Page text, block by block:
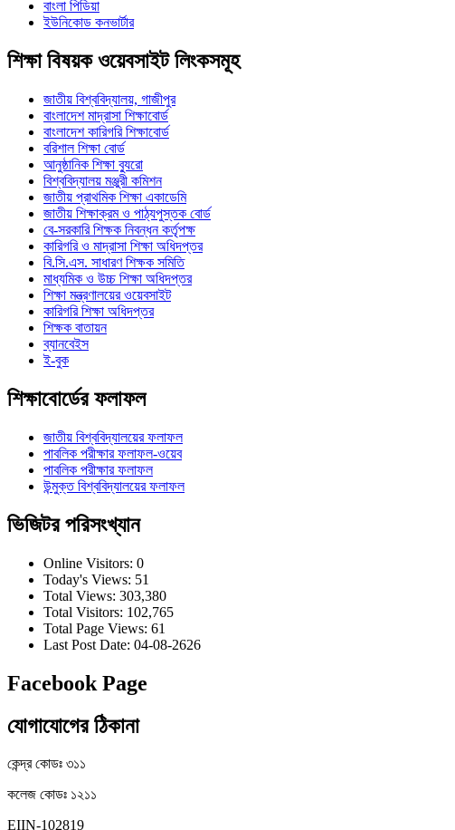
বাংলা পিডিয়া
ইউনিকোড কনভার্টার
শিক্ষা বিষয়ক ওয়েবসাইট লিংকসমূহ
জাতীয় বিশ্ববিদ্যালয়, গাজীপুর
বাংলাদেশ মাদ্রাসা শিক্ষাবোর্ড
বাংলাদেশ কারিগরি শিক্ষাবোর্ড
বরিশাল শিক্ষা বোর্ড
আনুষ্ঠানিক শিক্ষা ব্যুরো
বিশ্ববিদ্যালয় মঞ্জুরী কমিশন
জাতীয় প্রাথমিক শিক্ষা একাডেমি
জাতীয় শিক্ষাক্রম ও পাঠ্যপুস্তক বোর্ড
বে-সরকারি শিক্ষক নিবন্ধন কর্তৃপক্ষ
কারিগরি ও মাদ্রাসা শিক্ষা অধিদপ্তর
বি.সি.এস. সাধারণ শিক্ষক সমিতি
মাধ্যমিক ও উচ্চ শিক্ষা অধিদপ্তর
শিক্ষা মন্ত্রণালয়ের ওয়েবসাইট
কারিগরি শিক্ষা অধিদপ্তর
শিক্ষক বাতায়ন
ব্যানবেইস
ই-বুক
শিক্ষাবোর্ডের ফলাফল
জাতীয় বিশ্ববিদ্যালয়ের ফলাফল
পাবলিক পরীক্ষার ফলাফল-ওয়েব
পাবলিক পরীক্ষার ফলাফল
উন্মুক্ত বিশ্ববিদ্যালয়ের ফলাফল
ভিজিটর পরিসংখ্যান
Online Visitors: 0
Today's Views: 51
Total Views: 303,380
Total Visitors: 102,765
Total Page Views: 61
Last Post Date: 04-08-2626
Facebook Page
যোগাযোগের ঠিকানা
কেন্দ্র কোডঃ ৩১১
কলেজ কোডঃ ১২১১
EIIN-102819